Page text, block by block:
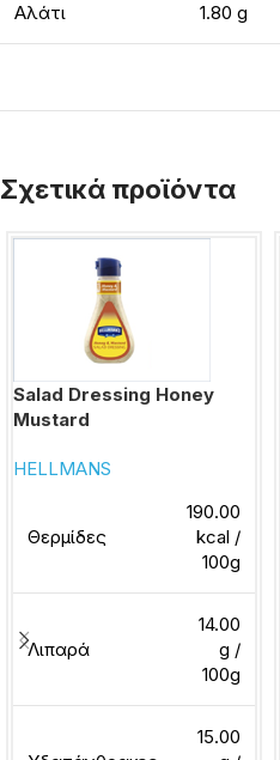
Αλάτι 1.80 g
Σχετικά προϊόντα
Salad Dressing Honey
Mustard
HELLMANS
Θερμίδες
190.00
kcal /
100g
Λιπαρά
14.00
g /
100g
15.00